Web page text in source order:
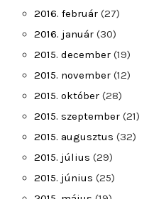
2016. február (27)
2016. január (30)
2015. december (19)
2015. november (12)
2015. október (28)
2015. szeptember (21)
2015. augusztus (32)
2015. július (29)
2015. június (25)